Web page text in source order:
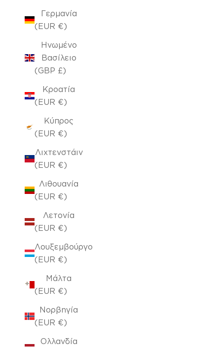
Γερμανία
(EUR €)
Ηνωμένο
Βασίλειο
(GBP £)
Κροατία
(EUR €)
Κύπρος
(EUR €)
Λιχτενστάιν
(EUR €)
Λιθουανία
(EUR €)
Λετονία
(EUR €)
Λουξεμβούργο
(EUR €)
Μάλτα
(EUR €)
Νορβηγία
(EUR €)
Ολλανδία